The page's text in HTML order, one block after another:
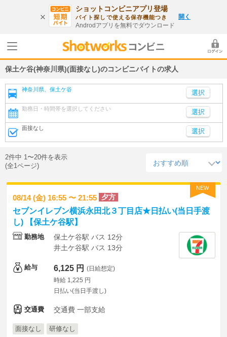
ショットコンビニアプリ登場
バイト探しで使える保存機能つき
Androdアプリを無料でダウンロード
開く
保土ケ谷(神奈川県)(面接なし)のコンビニバイトの求人
神奈川県、保土ケ谷
勤務日・時間帯を選択してください 選択
面接なし 選択
2件中 1〜20件を表示
(全1ページ)
NEW
08/14 (金) 16:55 〜 21:55 夕方
セブンイレブン横浜永田北３丁目店★日払い(当日手渡
し) 【保土ケ谷駅】
勤務地
保土ケ谷駅 バス 12分
井土ケ谷駅 バス 13分
給与 6,125 円 (日給想定)
時給 1,225 円
日払い(当日手渡し)
交通費 交通費 一部支給
面接なし 研修なし